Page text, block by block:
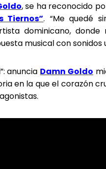
, se ha reconocido
Tiernos”. “Me quedé
dominicano, donde
musical con sonidos
anuncia Damn Goldo
en la que el corazón